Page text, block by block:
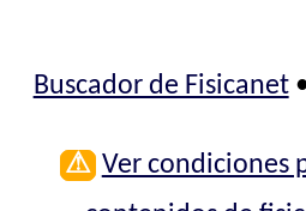
Buscador de Fisicanet
⚠ Ver condiciones